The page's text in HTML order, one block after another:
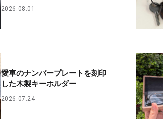
2026.08.01
愛車のナンバープレートを刻印
した木製キーホルダー
2026.07.24